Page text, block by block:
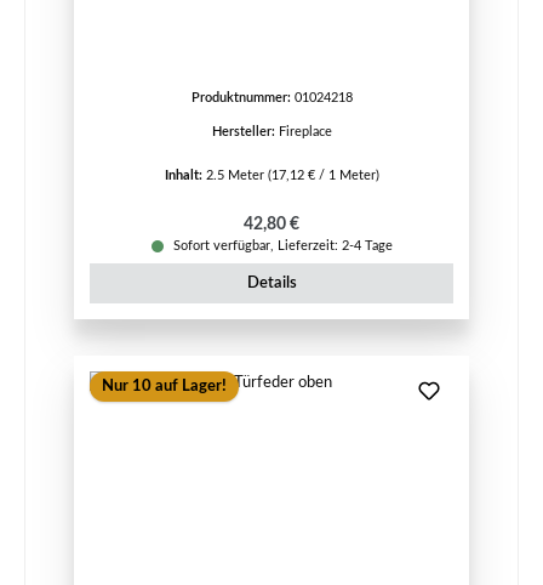
Produktnummer: 01024218
Hersteller: Fireplace
Inhalt: 2.5 Meter (17,12 € / 1 Meter)
Regulärer Preis:
42,80 €
Sofort verfügbar, Lieferzeit: 2-4 Tage
Details
Nur 10 auf Lager!